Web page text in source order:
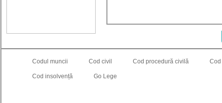
Codul muncii Cod civil Cod procedură civilă
Cod insolvență Go Lege